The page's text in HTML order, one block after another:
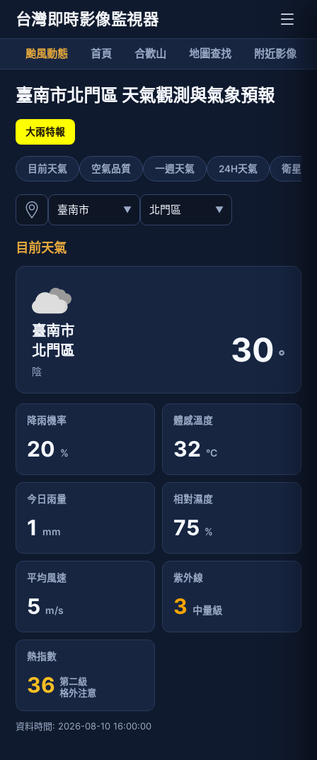
台灣即時影像監視器
颱風動態 首頁 合歡山 地圖查找 附近影像
臺南市北門區 天氣觀測與氣象預報
大雨特報
目前天氣 空氣品質 一週天氣 24H天氣 衛星影
目前天氣
臺南市
北門區
陰
30 °
降雨機率
20 %
體感溫度
32 °C
今日雨量
1 mm
相對濕度
75 %
平均風速
5 m/s
紫外線
3 中量級
熱指數
36 第二級
格外注意
資料時間: 2026-08-10 16:00:00